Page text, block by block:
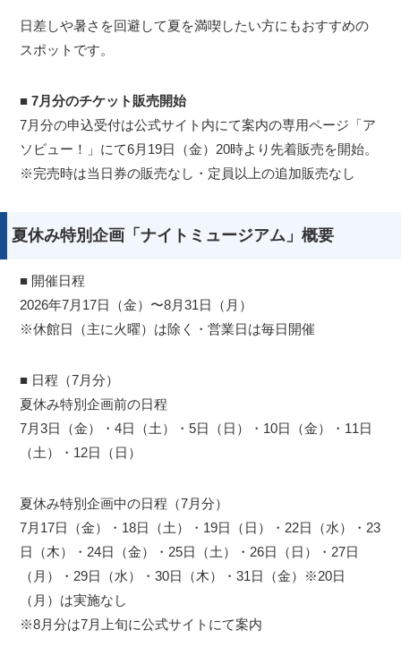
日差しや暑さを回避して夏を満喫したい方にもおすすめの
スポットです。
■7月分のチケット販売開始
7月分の申込受付は公式サイト内にて案内の専用ページ「ア
ソビュー！」にて6月19日（金）20時より先着販売を開始。
※完売時は当日券の販売なし・定員以上の追加販売なし
夏休み特別企画「ナイトミュージアム」概要
■ 開催日程
2026年7月17日（金）〜8月31日（月）
※休館日（主に火曜）は除く・営業日は毎日開催
■ 日程（7月分）
夏休み特別企画前の日程
7月3日（金）・4日（土）・5日（日）・10日（金）・11日
（土）・12日（日）
夏休み特別企画中の日程（7月分）
7月17日（金）・18日（土）・19日（日）・22日（水）・23
日（木）・24日（金）・25日（土）・26日（日）・27日
（月）・29日（水）・30日（木）・31日（金）※20日
（月）は実施なし
※8月分は7月上旬に公式サイトにて案内